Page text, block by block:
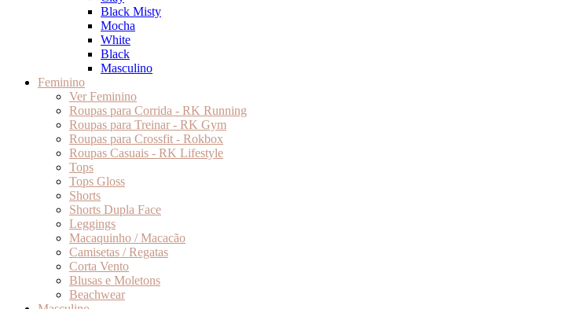
Black Misty
Mocha
White
Black
Masculino
Feminino
Ver Feminino
Roupas para Corrida - RK Running
Roupas para Treinar - RK Gym
Roupas para Crossfit - Rokbox
Roupas Casuais - RK Lifestyle
Tops
Tops Gloss
Shorts
Shorts Dupla Face
Leggings
Macaquinho / Macacão
Camisetas / Regatas
Corta Vento
Blusas e Moletons
Beachwear